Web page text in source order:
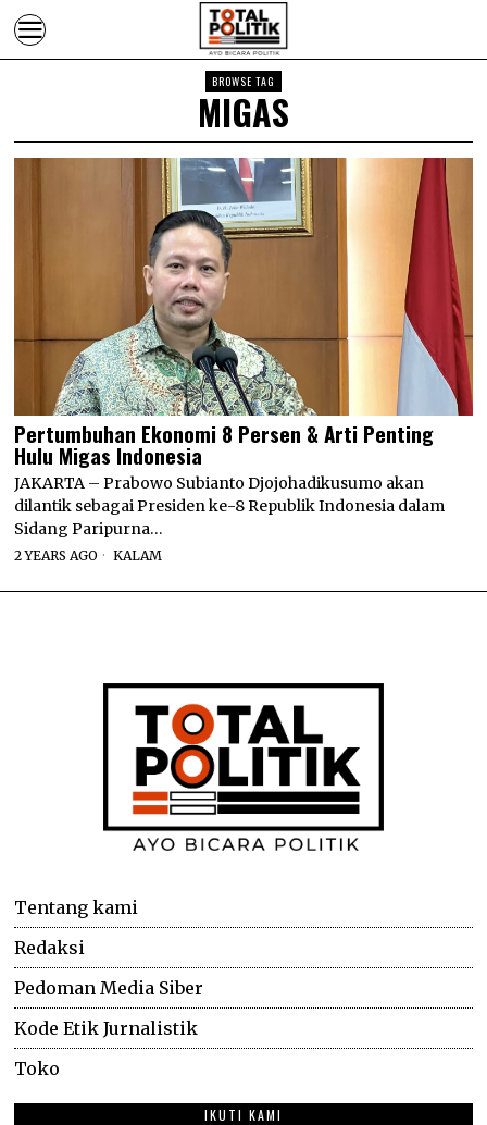
BROWSE TAG
MIGAS
Pertumbuhan Ekonomi 8 Persen & Arti Penting
Hulu Migas Indonesia
JAKARTA – Prabowo Subianto Djojohadikusumo akan
dilantik sebagai Presiden ke-8 Republik Indonesia dalam
Sidang Paripurna…
2 YEARS AGO KALAM
Tentang kami
Redaksi
Pedoman Media Siber
Kode Etik Jurnalistik
Toko
IKUTI KAMI